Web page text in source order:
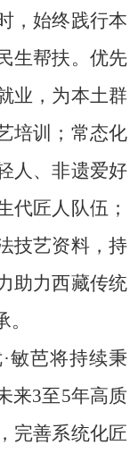
，始终践行本
生帮扶。优先
业，为本土群
培训；常态化
人、非遗爱好
代匠人队伍；
技艺资料，持
助力西藏传统
敏芭将持续秉
来3至5年高质
完善系统化匠